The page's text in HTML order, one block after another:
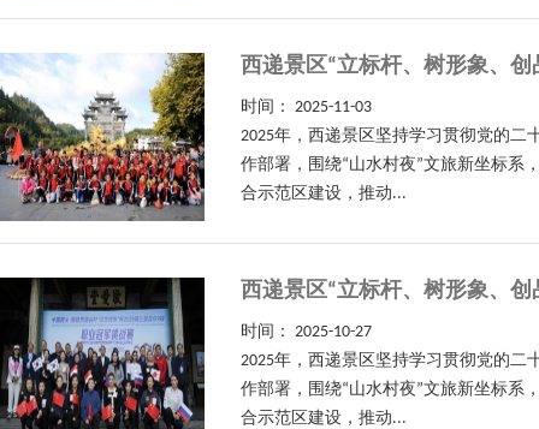
西递景区“立标杆、树形象、
时间： 2025-11-03
2025年，西递景区坚持学习贯彻党的
作部署，围绕“山水村夜”文旅新坐标系
合示范区建设，推动...
西递景区“立标杆、树形象、
时间： 2025-10-27
2025年，西递景区坚持学习贯彻党的
作部署，围绕“山水村夜”文旅新坐标系
合示范区建设，推动...